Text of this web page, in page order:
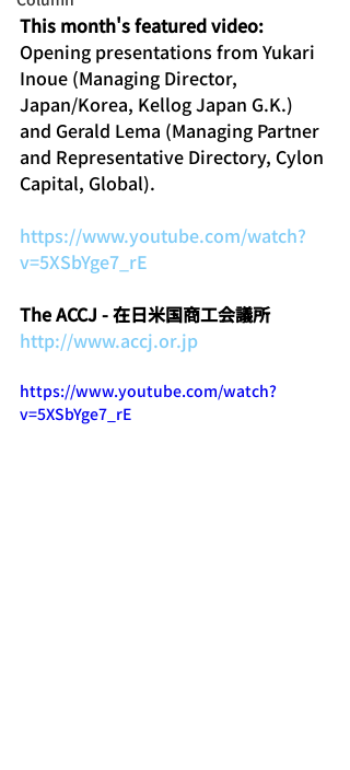
This month's featured video:
Opening presentations from Yukari
Inoue (Managing Director,
Japan/Korea, Kellog Japan G.K.)
and Gerald Lema (Managing Partner
and Representative Directory, Cylon
Capital, Global).
https://www.youtube.com/watch?
v=5XSbYge7_rE
The ACCJ - 在日米国商工会議所
http://www.accj.or.jp
https://www.youtube.com/watch?
v=5XSbYge7_rE